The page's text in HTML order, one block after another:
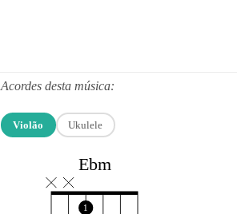
Acordes desta música:
Violão Ukulele
Ebm
1